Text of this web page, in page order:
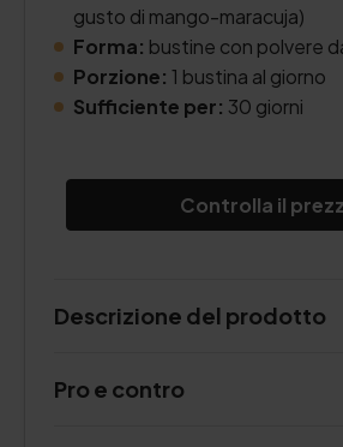
gusto di mango-maracuja)
Forma: bustine con polvere
Porzione: 1 bustina al giorno
Sufficiente per: 30 giorni
Controlla il
Descrizione del prodotto
Pro e contro